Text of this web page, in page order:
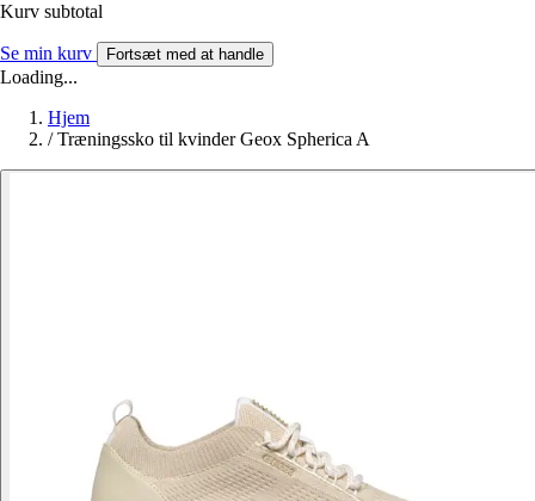
Kurv subtotal
Se min kurv Fortsæt med at handle
Loading...
Hjem
/ Træningssko til kvinder Geox Spherica A